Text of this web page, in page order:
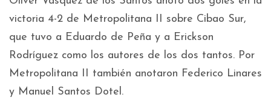
victoria 4-2 de Metropolitana II sobre Cibao Sur,
que tuvo a Eduardo de Peña y a Erickson
Rodríguez como los autores de los dos tantos. Por
Metropolitana II también anotaron Federico Linares
y Manuel Santos Dotel.